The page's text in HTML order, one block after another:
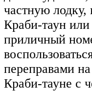
частную лодку,
Краби-таун
приличный
переправами
Краби-тауне с